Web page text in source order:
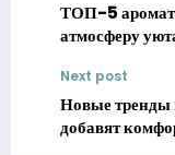
ТОП-5
атмосферу
Next post
Новые тренды
добавят